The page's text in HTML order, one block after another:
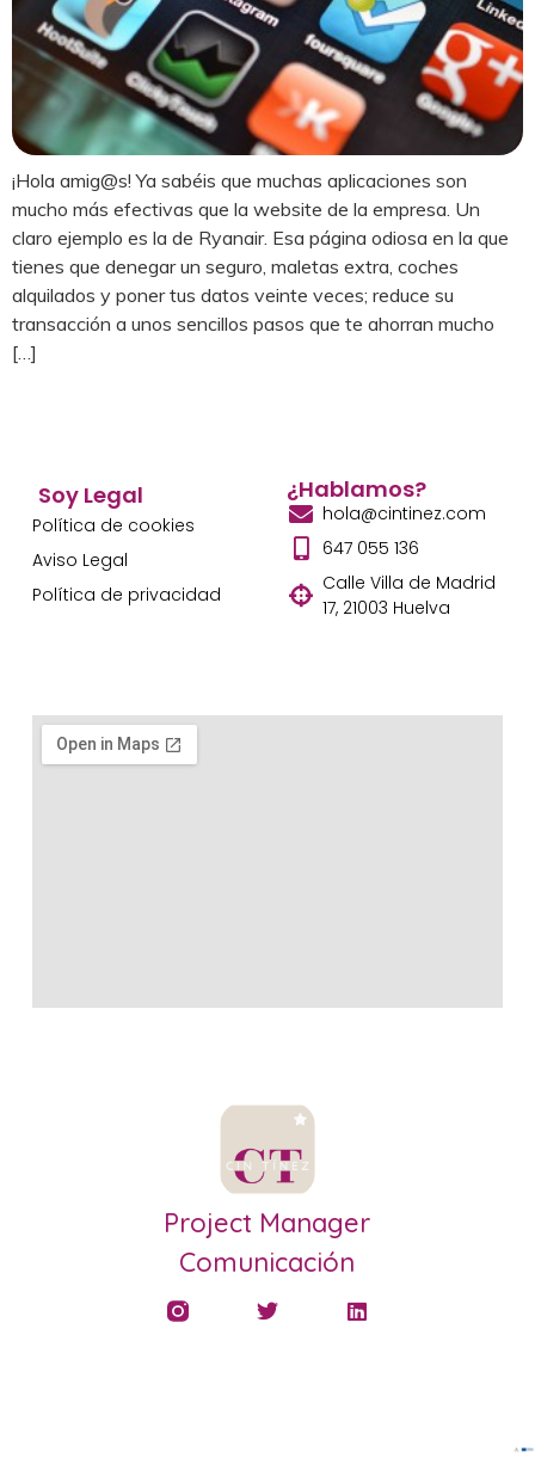
¡Hola amig@s! Ya sabéis que muchas aplicaciones son
mucho más efectivas que la website de la empresa. Un
claro ejemplo es la de Ryanair. Esa página odiosa en la que
tienes que denegar un seguro, maletas extra, coches
alquilados y poner tus datos veinte veces; reduce su
transacción a unos sencillos pasos que te ahorran mucho
[…]
Project Manager
Comunicación
Soy Legal
Política de cookies
Aviso Legal
Política de privacidad
¿Hablamos?
hola@cintinez.com
647 055 136
Calle Villa de Madrid
17, 21003 Huelva